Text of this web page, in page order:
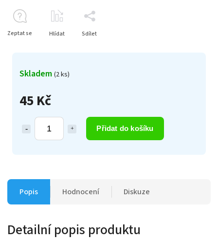
45 Kč
Přidat do košíku
Skladem (2 ks)
Zeptat se Hlídat Sdílet
Popis Hodnocení Diskuze
Detailní popis produktu